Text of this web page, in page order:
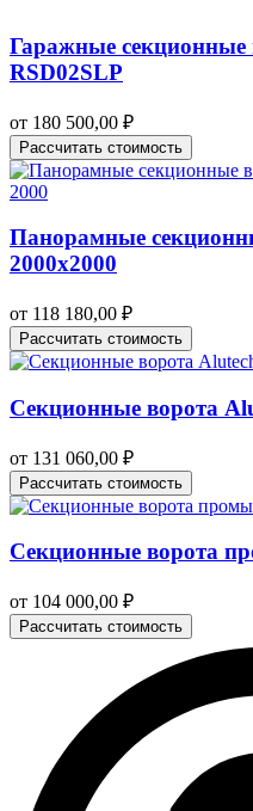
Гаражные секционные
RSD02SLP
от 180 500,00 ₽
Рассчитать стоимость
Панорамные
2000х2000
от 118 180,00 ₽
Рассчитать стоимость
Секционные ворота
от 131 060,00 ₽
Рассчитать стоимость
Секционные ворота
от 104 000,00 ₽
Рассчитать стоимость